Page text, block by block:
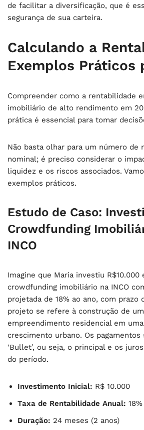
de facilitar a diversificação, que é
segurança de sua carteira.
Calculando a
Exemplos Práticos
Compreender como a rentabilidade
imobiliário de alto rendimento em
prática é essencial para tomar
Não basta olhar para um número de
nominal; é preciso considerar o
liquidez e os riscos associados.
exemplos práticos.
Estudo de Caso:
Crowdfunding
INCO
Imagine que Maria investiu
crowdfunding imobiliário na INCO
projetada de 18% ao ano, com prazo
projeto se refere à construção de
empreendimento residencial em
crescimento urbano. Os pagamentos
‘Bullet’, ou seja, o principal e os
do período.
Investimento Inicial: R$ 10.000
Taxa de Rentabilidade Anual:
Duração: 24 meses (2 anos)